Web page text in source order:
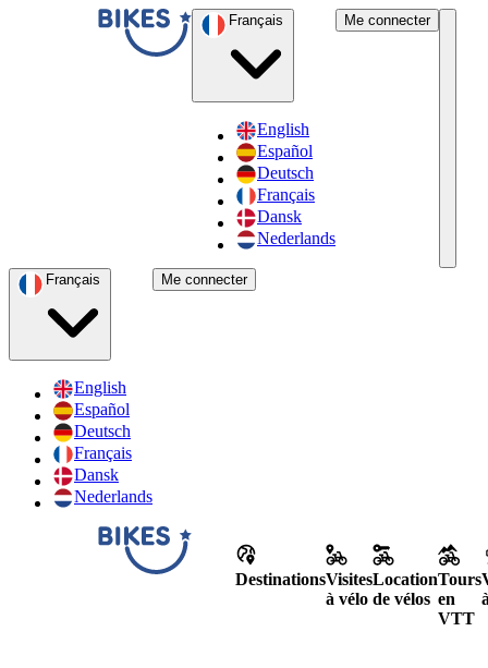
English
Español
Deutsch
Français
Dansk
Nederlands
Me connecter
English
Español
Deutsch
Français
Dansk
Nederlands
Me connecter
DestinationsVisites
à vélo
Location
de vélos
Tours
en
VTT